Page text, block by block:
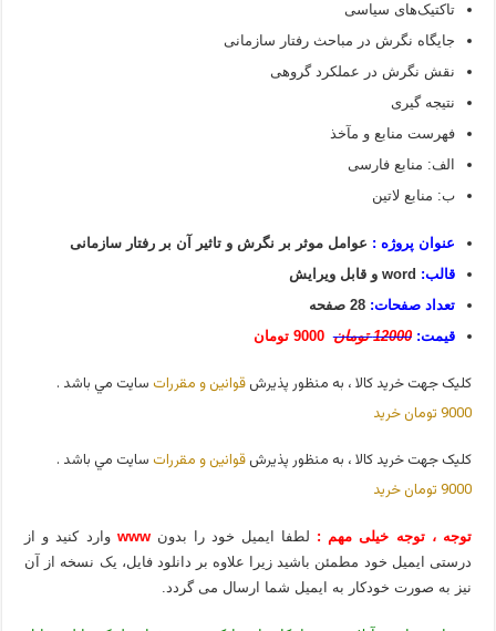
تاکتیک‌های سیاسی
جایگاه نگرش در مباحث رفتار سازمانی
نقش نگرش در عملکرد گروهی
نتیجه گیری
فهرست منابع و مآخذ
الف: منابع فارسی
ب: منابع لاتین
عنوان پروژه : عوامل موثر بر نگرش و تاثیر آن بر رفتار سازمانی
قالب:
تعداد صفحات: 28 صفحه
قیمت:12000 تومان 9000 تومان
کليک جهت خريد کالا ، به منظور پذيرشقوانين و مقررات سايت مي باشد .
9000 تومان
خريد
کليک جهت خريد کالا ، به منظور پذيرشقوانين و مقررات سايت مي باشد .
9000 تومان
خريد
توجه ، توجه خیلی مهم : لطفا ایمیل خود را بدون www وارد کنید و از
درستی ایمیل خود مطمئن باشید زیرا علاوه بر دانلود فایل، یک نسخه از آن
نیز به صورت خودکار به ایمیل شما ارسال می گردد.